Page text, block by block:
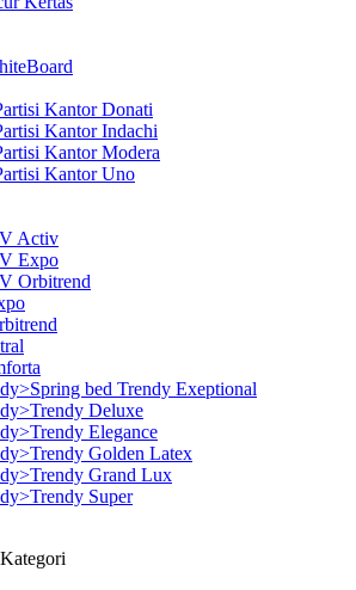
Kantor Donati
Kantor Indachi
Kantor Modera
Kantor Uno
Activ
Expo
Orbitrend
bed Trendy Exeptional
Deluxe
Elegance
Golden Latex
Grand Lux
Super